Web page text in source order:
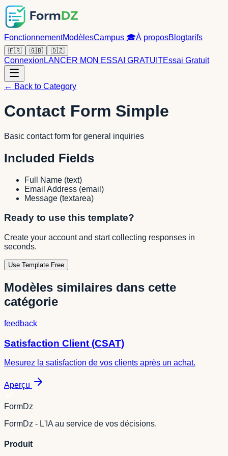
FonctionnementModèlesCampus 🎓À proposBlogtarifs
🇫🇷 🇬🇧 🇩🇿
Connexion LANCER MON ESSAI GRATUITEssai Gratuit
← Back to Category
Contact Form Simple
Basic contact form for general inquiries
Included Fields
Full Name (text)
Email Address (email )
Message (textarea)
Ready to use this template?
Create your account and start collecting responses in
seconds.
Use Template Free
Modèles similaires dans cette
catégorie
feedback
Satisfaction Client (CSAT)
Mesurez la satisfaction de vos clients après un achat.
Aperçu
FormDz
FormDz - L'IA au service de vos décisions.
Produit